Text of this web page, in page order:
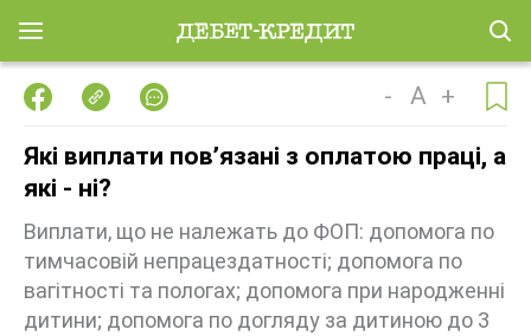
- A +
Які виплати повʼязані з оплатою праці, а
які - ні?
Виплати, що не належать до ФОП: допомога по
тимчасовій непрацездатності; допомога по
вагітності та пологах; допомога при народженні
дитини; допомога по догляду за дитиною до 3